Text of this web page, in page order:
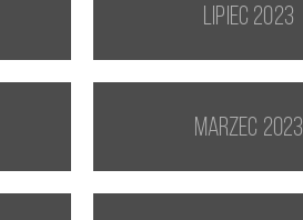
lipiec 2023
marzec 2023